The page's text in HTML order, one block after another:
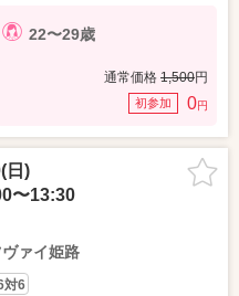
22〜29歳
通常価格 1,500円
初参加 0円
日)
〜13:30
ヴァイ姫路
対6